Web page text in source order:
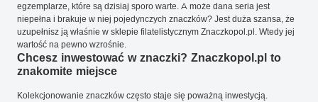
egzemplarze, które są dzisiaj sporo warte. A może dana seria jest
niepełna i brakuje w niej pojedynczych znaczków? Jest duża szansa, że
uzupełnisz ją właśnie w sklepie filatelistycznym Znaczkopol.pl. Wtedy jej
wartość na pewno wzrośnie.
Chcesz inwestować w znaczki? Znaczkopol.pl to
znakomite miejsce
Kolekcjonowanie znaczków często staje się poważną inwestycją.